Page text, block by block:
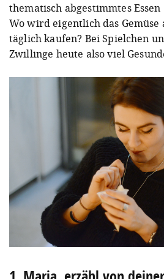
thematisch abgestimmtes
Wo wird eigentlich das Gemüse
täglich kaufen? Bei Spielchen
Zwillinge heute also viel